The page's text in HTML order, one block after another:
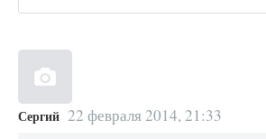
Сергий 22 февраля 2014, 21:33